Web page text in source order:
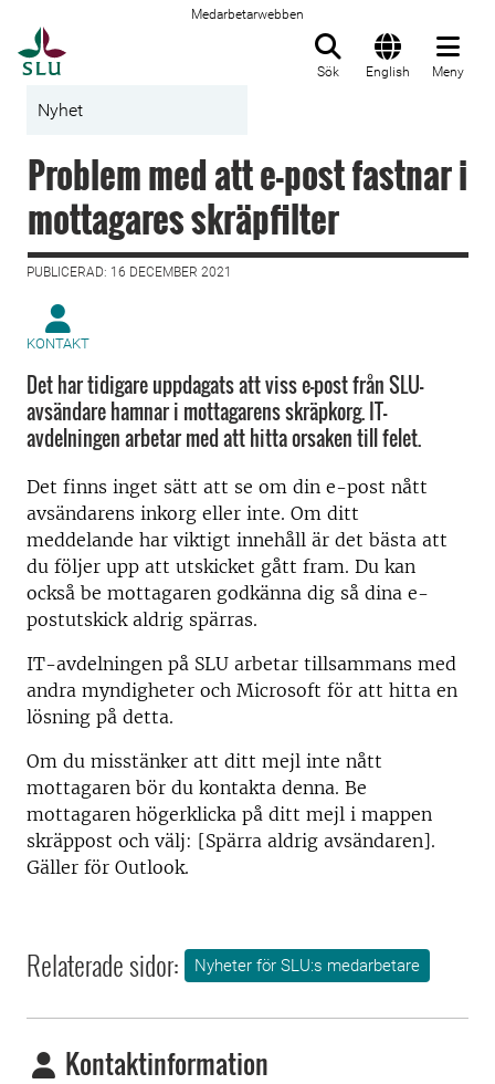
Medarbetarwebben
Sök English Meny
Nyhet
Problem med att e-post fastnar i
mottagares skräpfilter
PUBLICERAD: 16 DECEMBER 2021
KONTAKT
Det har tidigare uppdagats att viss e-post från SLU-
avsändare hamnar i mottagarens skräpkorg. IT-
avdelningen arbetar med att hitta orsaken till felet.
Det finns inget sätt att se om din e-post nått
avsändarens inkorg eller inte. Om ditt
meddelande har viktigt innehåll är det bästa att
du följer upp att utskicket gått fram. Du kan
också be mottagaren godkänna dig så dina e-
postutskick aldrig spärras.
IT-avdelningen på SLU arbetar tillsammans med
andra myndigheter och Microsoft för att hitta en
lösning på detta.
Om du misstänker att ditt mejl inte nått
mottagaren bör du kontakta denna. Be
mottagaren högerklicka på ditt mejl i mappen
skräppost och välj: [Spärra aldrig avsändaren].
Gäller för Outlook.
Relaterade sidor: Nyheter för SLU:s medarbetare
Kontaktinformation